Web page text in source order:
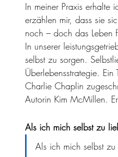
In meiner Praxis erhalte
erzählen mir, dass sie
noch – doch das Leben
In unserer
selbst zu sorgen.
Überlebensstrategie.
Charlie Chaplin
Autorin Kim McMillen.
Als ich mich selbst zu
Als ich mich selbst